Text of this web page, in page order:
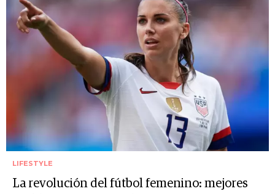
LIFESTYLE
La revolución del fútbol femenino: mejores